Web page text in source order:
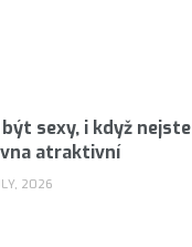
být sexy, i když nejste
atraktivní
2026